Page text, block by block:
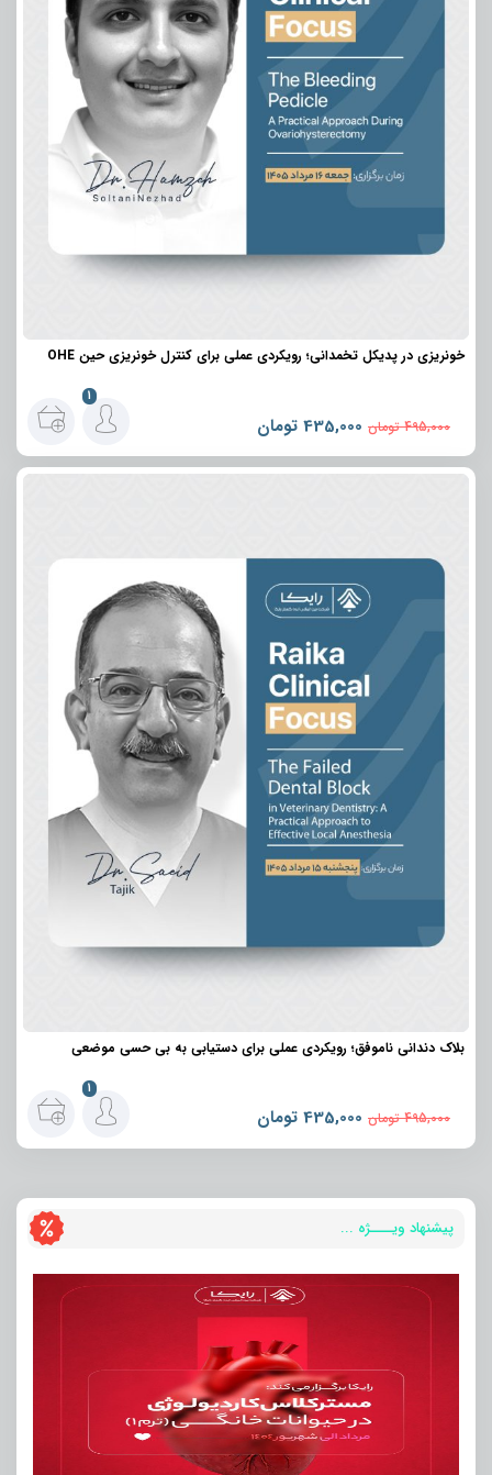
خونریزی در پدیکل تخمدانی؛ رویکردی عملی برای کنترل خونریزی حین OHE
495,000 تومان 435,000 تومان
1
بلاک دندانی ناموفق؛ رویکردی عملی برای دستیابی به بی حسی موضعی
495,000 تومان 435,000 تومان
1
پیشنهاد ویــــژه ...